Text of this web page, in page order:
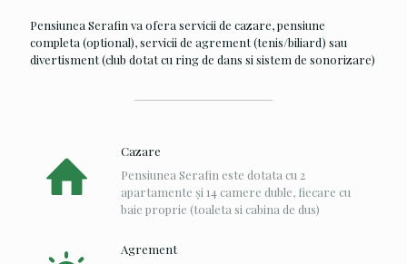
Pensiunea Serafin va ofera servicii de cazare, pensiune
completa (optional), servicii de agrement (tenis/biliard) sau
divertisment (club dotat cu ring de dans si sistem de sonorizare)
Cazare
Pensiunea Serafin este dotata cu 2
apartamente și 14 camere duble, fiecare cu
baie proprie (toaleta si cabina de dus)
Agrement